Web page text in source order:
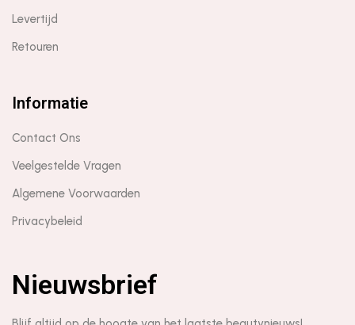
Levertijd
Retouren
Informatie
Contact Ons
Veelgestelde Vragen
Algemene Voorwaarden
Privacybeleid
Nieuwsbrief